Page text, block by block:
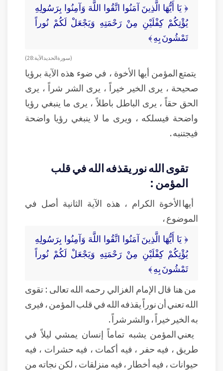
﴿ يَا أَيُّهَا الَّذِينَ آمَنُوا اتَّقُوا اللَّهَ وَآمِنُوا بِرَسُولِهِ
يُؤْتِكُمْ كِفْلَيْنِ مِنْ رَحْمَتِهِ وَيَجْعَلْ لَكُمْ نُوراً
تَمْشُونَ بِهِ ﴾
( سورة الحديد الآية : 28 )
يتمتع المؤمن أيها الأخوة ، في ضوء هذه الآية برؤيا
صحيحة ، يرى الخير خيراً ، يرى الشر شراً ، يرى
الحق حقاً ، يرى الباطل باطلاً ، يرى ما ينبغي رؤيا
واضحة فيسلكه ، ويرى ما لا ينبغي رؤيا واضحة
فيجتنبه .
تقوى الله نور يقذفه الله في قلب
المؤمن :
أيها الأخوة الكرام ، هذه الآية الثانية أصل في
الموضوع ،
﴿ يَا أَيُّهَا الَّذِينَ آمَنُوا اتَّقُوا اللَّهَ وَآمِنُوا بِرَسُولِهِ
يُؤْتِكُمْ كِفْلَيْنِ مِنْ رَحْمَتِهِ وَيَجْعَلْ لَكُمْ نُوراً
تَمْشُونَ بِهِ ﴾
من هنا قال الإمام الغزالي رحمه الله تعالى : تقوى
الله تعني أن نوراً يقذفه الله في قلب المؤمن ، فيرى
به الخير خيراً ، والشر شراً .
يعني المؤمن يشبه تماماً إنسان يمشي ليلاً في
طريق ، فيه حفر ، فيه أكمات ، فيه حشرات ، فيه
حيوانات ، فيه أخطار ، فيه منزلقات ، لكن نجاته من